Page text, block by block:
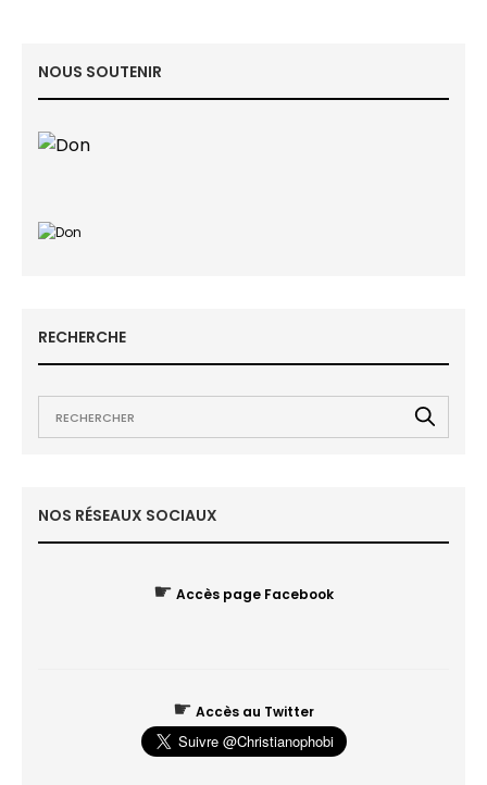
NOUS SOUTENIR
RECHERCHE
NOS RÉSEAUX SOCIAUX
☛ Accès page Facebook
☛ Accès au Twitter